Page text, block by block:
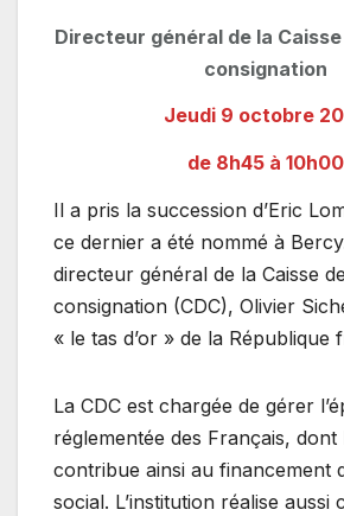
Directeur général de la
consignation
Jeudi 9 octobre
de 8h45 à 10h00
Il a pris la succession d’Eric
ce dernier a été nommé à
directeur général de la Caisse
consignation (CDC), Olivier
« le tas d’or » de la République
La CDC est chargée de gérer
réglementée des Français,
contribue ainsi au financement
social. L’institution réalise aussi